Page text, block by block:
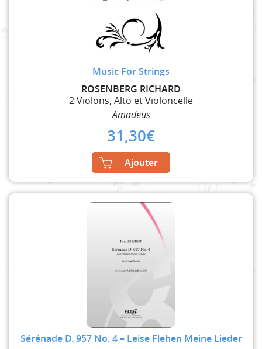
Music For Strings
ROSENBERG RICHARD
2 Violons, Alto et Violoncelle
Amadeus
31,30€
Ajouter
Sérénade D. 957 No. 4 – Leise Flehen Meine Lieder